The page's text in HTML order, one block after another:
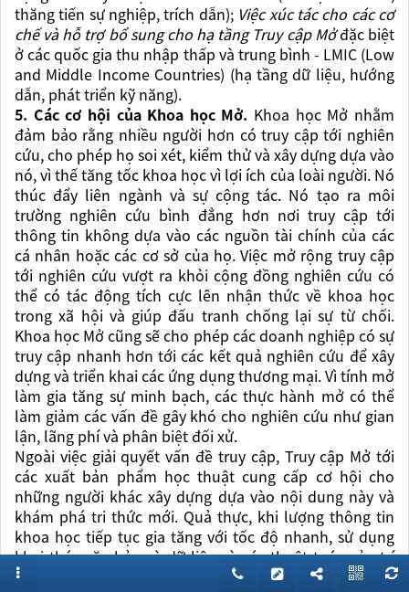
thăng tiến sự nghiệp, trích dẫn); Việc xúc tác cho các cơ
chế và hỗ trợ bổ sung cho hạ tầng Truy cập Mởđặc biệt
ở các quốc gia thu nhập thấp và trung bình - LMIC (Low
and Middle Income Countries) (hạ tầng dữ liệu, hướng
dẫn, phát triển kỹ năng).
5. Các cơ hội của Khoa học Mở. Khoa học Mở nhằm
đảm bảo rằng nhiều người hơn có truy cập tới nghiên
cứu, cho phép họ soi xét, kiểm thử và xây dựng dựa vào
nó, vì thế tăng tốc khoa họcvì lợi ích của loài người. Nó
thúc đẩy liên ngành và sự cộng tác. Nó tạo ra môi
trường nghiên cứu bình đẳng hơn nơi truy cập tới
thông tin không dựa vào các nguồn tài chính của các
cá nhân hoặc các cơ sở của họ. Việc mở rộng truy cập
tới nghiên cứu vượt ra khỏi cộng đồng nghiên cứu có
thể có tác động tích cực lên nhận thức về khoa học
trong xã hội và giúp đấu tranh chống lại sự từ chối.
Khoa học Mở cũng sẽ cho phép các doanh nghiệp có sự
truy cập nhanh hơn tới các kết quả nghiên cứu để xây
dựng và triển khai các ứng dụng thương mại. Vì tính mở
làm gia tăng sự minh bạch, các thực hành mở có thể
làm giảm các vấn đề gây khó cho nghiên cứu như gian
lận, lãng phí và phân biệt đối xử.
Ngoài việc giải quyết vấn đề truy cập, Truy cập Mở tới
các xuất bản phẩm học thuật cung cấp cơ hội cho
những người khác xây dựng dựa vào nội dung này và
khám phá tri thức mới. Quả thực, khi lượng thông tin
khoa học tiếp tục gia tăng với tốc độ nhanh, sử dụng
khai thác văn bản và dữ liệu và các thuật toán của trí
tuệ nhân tạo (AI) sẽ trở nên quan trọng hơn bao giờ hết